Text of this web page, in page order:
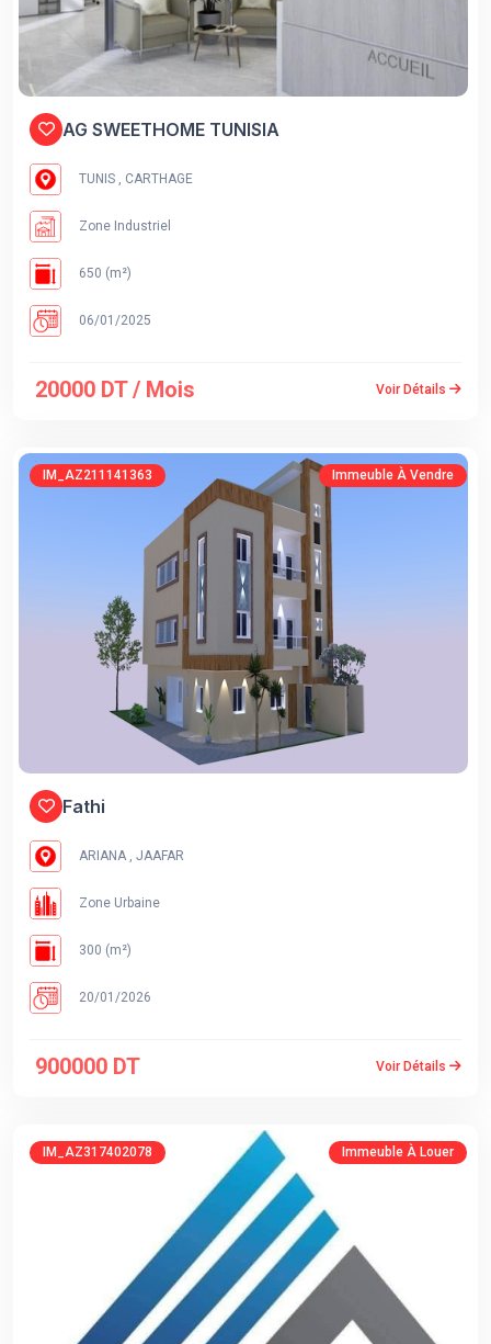
AG SWEETHOME TUNISIA
TUNIS , CARTHAGE
Zone Industriel
650 (m²)
06/01/2025
20000 DT / Mois Voir Détails
IM_AZ211141363 Immeuble À Vendre
Fathi
ARIANA , JAAFAR
Zone Urbaine
300 (m²)
20/01/2026
900000 DT Voir Détails
IM_AZ317402078 Immeuble À Louer